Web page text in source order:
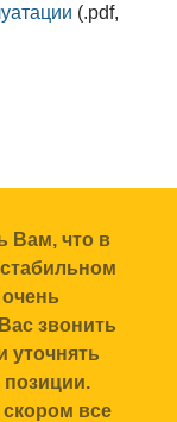
(.pdf,
Вам, что в
звонить
уточнять
все